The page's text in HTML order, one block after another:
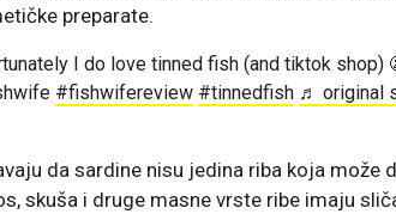
preparate.
I do love tinned fish (and tiktok shop)
#fishwifereview #tinnedfish ♬ original
da sardine nisu jedina riba koja može
skuša i druge masne vrste ribe imaju